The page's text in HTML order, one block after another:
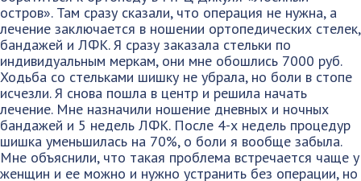
остров». Там сразу сказали, что операция не нужна, а
лечение заключается в ношении ортопедических стелек,
бандажей и ЛФК. Я сразу заказала стельки по
индивидуальным меркам, они мне обошлись 7000 руб.
Ходьба со стельками шишку не убрала, но боли в стопе
исчезли. Я снова пошла в центр и решила начать
лечение. Мне назначили ношение дневных и ночных
бандажей и 5 недель ЛФК. После 4-х недель процедур
шишка уменьшилась на 70%, о боли я вообще забыла.
Мне объяснили, что такая проблема встречается чаще у
женщин и ее можно и нужно устранить без операции, но